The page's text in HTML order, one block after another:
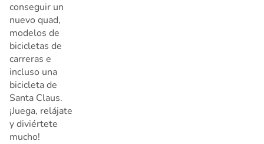
conseguir un
nuevo quad,
modelos de
bicicletas de
carreras e
incluso una
bicicleta de
Santa Claus.
¡Juega, relájate
y diviértete
mucho!